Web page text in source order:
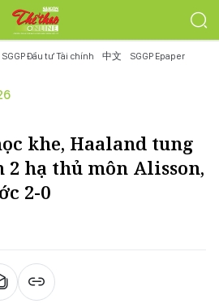
SGGP Đầu tư Tài chính 中文 SGGP Epaper
khe, Haaland tung
2 hạ thủ môn Alisson,
2-0